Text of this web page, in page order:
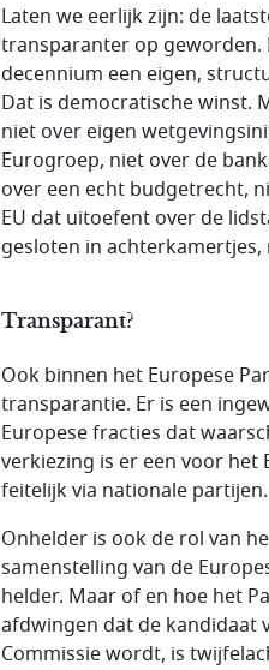
Laten we eerlijk zijn: de
transparanter op geworden.
decennium een eigen,
Dat is democratische winst.
niet over eigen
Eurogroep, niet over de
over een echt budgetrecht,
EU dat uitoefent over de
gesloten in achterkamertjes,
Transparant?
Ook binnen het Europese
transparantie. Er is een
Europese fracties dat
verkiezing is er een voor
feitelijk via nationale partijen.
Onhelder is ook de rol van
samenstelling van de
helder. Maar of en hoe het
afdwingen dat de kandidaat
Commissie wordt, is